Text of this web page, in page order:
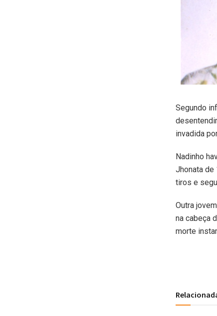
Segundo
invadida
Nadinho
Jhonata de
tiros e
Outra
na cabeça
morte